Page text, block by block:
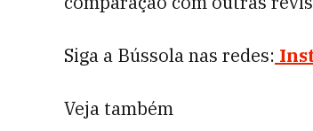
Siga a Bússola nas redes:
Veja também